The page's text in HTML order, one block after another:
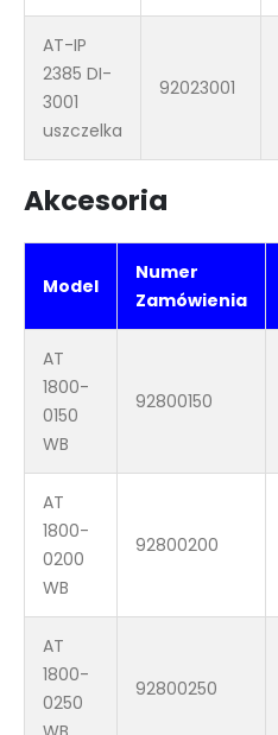
AT-IP
2385 DI-
3001
uszczelka
92023001
Akcesoria
Model
Numer
Zamówienia
AT
1800-
0150
WB
92800150
AT
1800-
0200
WB
92800200
AT
1800-
0250
92800250